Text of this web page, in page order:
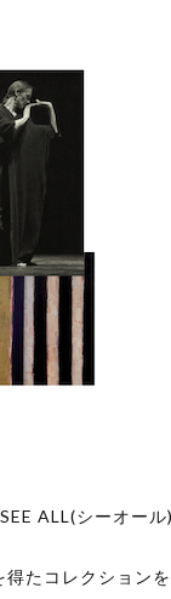
ALL(シーオール)
たコレクション